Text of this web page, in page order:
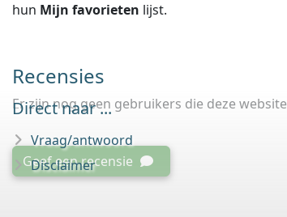
hun Mijn favorieten lijst.
Recensies
Er zijn nog geen gebruikers die deze
Geef een recensie
Direct naar ...
Vraag/antwoord
Disclaimer